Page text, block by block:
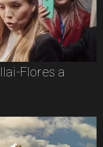
Flores a